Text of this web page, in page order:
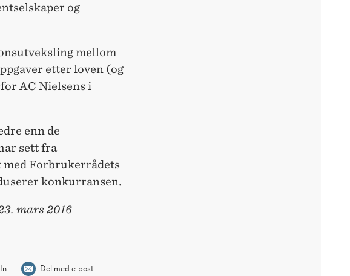
og
mellom
etter loven (og
AC Nielsens i
enn de
sett fra
med Forbrukerrådets
konkurransen.
mars 2016
Del med e-post